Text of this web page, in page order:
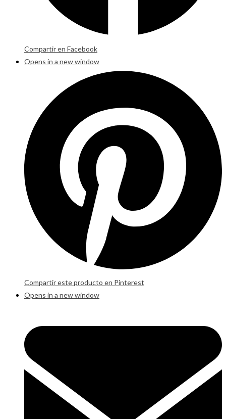
Compartir en Facebook
Opens in a new window
Compartir este producto en Pinterest
Opens in a new window